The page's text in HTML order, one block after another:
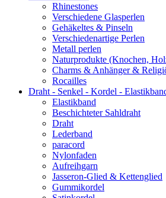
Rhinestones
Verschiedene Glasperlen
Gehäkeltes & Pinseln
Verschiedenartige Perlen
Metall perlen
Naturprodukte (Knochen,
Charms & Anhänger &
Rocailles
Draht - Senkel - Kordel -
Elastikband
Beschichteter Sahldraht
Draht
Lederband
paracord
Nylonfaden
Aufreihgarn
Jasseron-Glied & Kettenglied
Gummikordel